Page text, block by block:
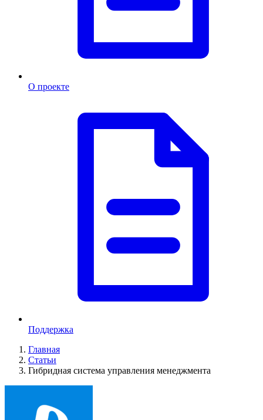
О проекте
Поддержка
Главная
Статьи
Гибридная система управления менеджмента